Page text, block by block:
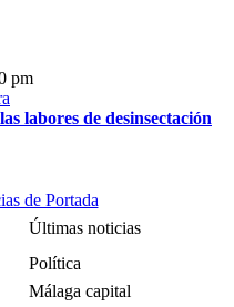
pm
labores de desinsectación
de Portada
Últimas noticias
Política
Málaga capital